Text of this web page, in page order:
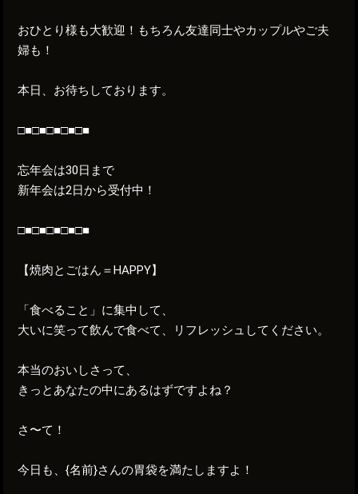
おひとり様も大歓迎！もちろん友達同士やカップルやご夫
婦も！
本日、お待ちしております。
□■□■□■□■□■
忘年会は30日まで
新年会は2日から受付中！
□■□■□■□■□■
【焼肉とごはん＝HAPPY】
「食べること」に集中して、
大いに笑って飲んで食べて、リフレッシュしてください。
本当のおいしさって、
きっとあなたの中にあるはずですよね？
さ〜て！
今日も、{名前}さんの胃袋を満たしますよ！